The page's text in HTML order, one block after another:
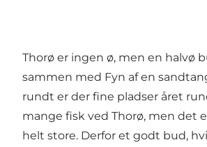
Thorø er ingen ø, men en halvø
sammen med Fyn af en
rundt er der fine pladser året
mange fisk ved Thorø, men det
helt store. Derfor et godt bud,